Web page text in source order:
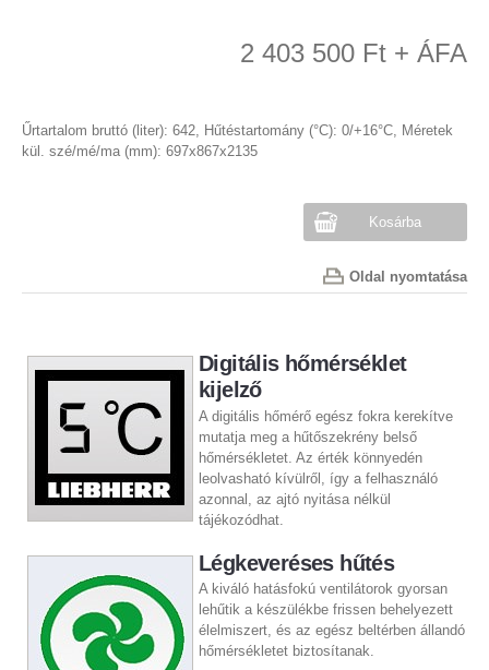
2 403 500 Ft + ÁFA
Űrtartalom bruttó (liter): 642, Hűtéstartomány (°C): 0/+16°C, Méretek
kül. szé/mé/ma (mm): 697x867x2135
Kosárba
Oldal nyomtatása
Digitális hőmérséklet
kijelző
A digitális hőmérő egész fokra kerekítve
mutatja meg a hűtőszekrény belső
hőmérsékletet. Az érték könnyedén
leolvasható kívülről, így a felhasználó
azonnal, az ajtó nyitása nélkül
tájékozódhat.
Légkeveréses hűtés
A kiváló hatásfokú ventilátorok gyorsan
lehűtik a készülékbe frissen behelyezett
élelmiszert, és az egész beltérben állandó
hőmérsékletet biztosítanak.